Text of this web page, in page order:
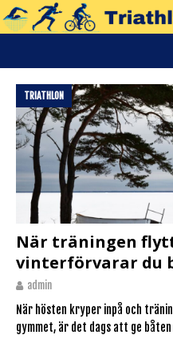
TRIATHLON
När träningen
vinterförvarar du
admin
När hösten kryper inpå och
gymmet, är det dags att ge båten